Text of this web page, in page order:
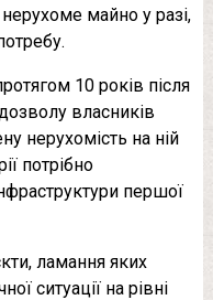
майно у разі,
10 років після
власників
нерухомість на ній
потрібно
першої
ламання яких
ситуації на рівні